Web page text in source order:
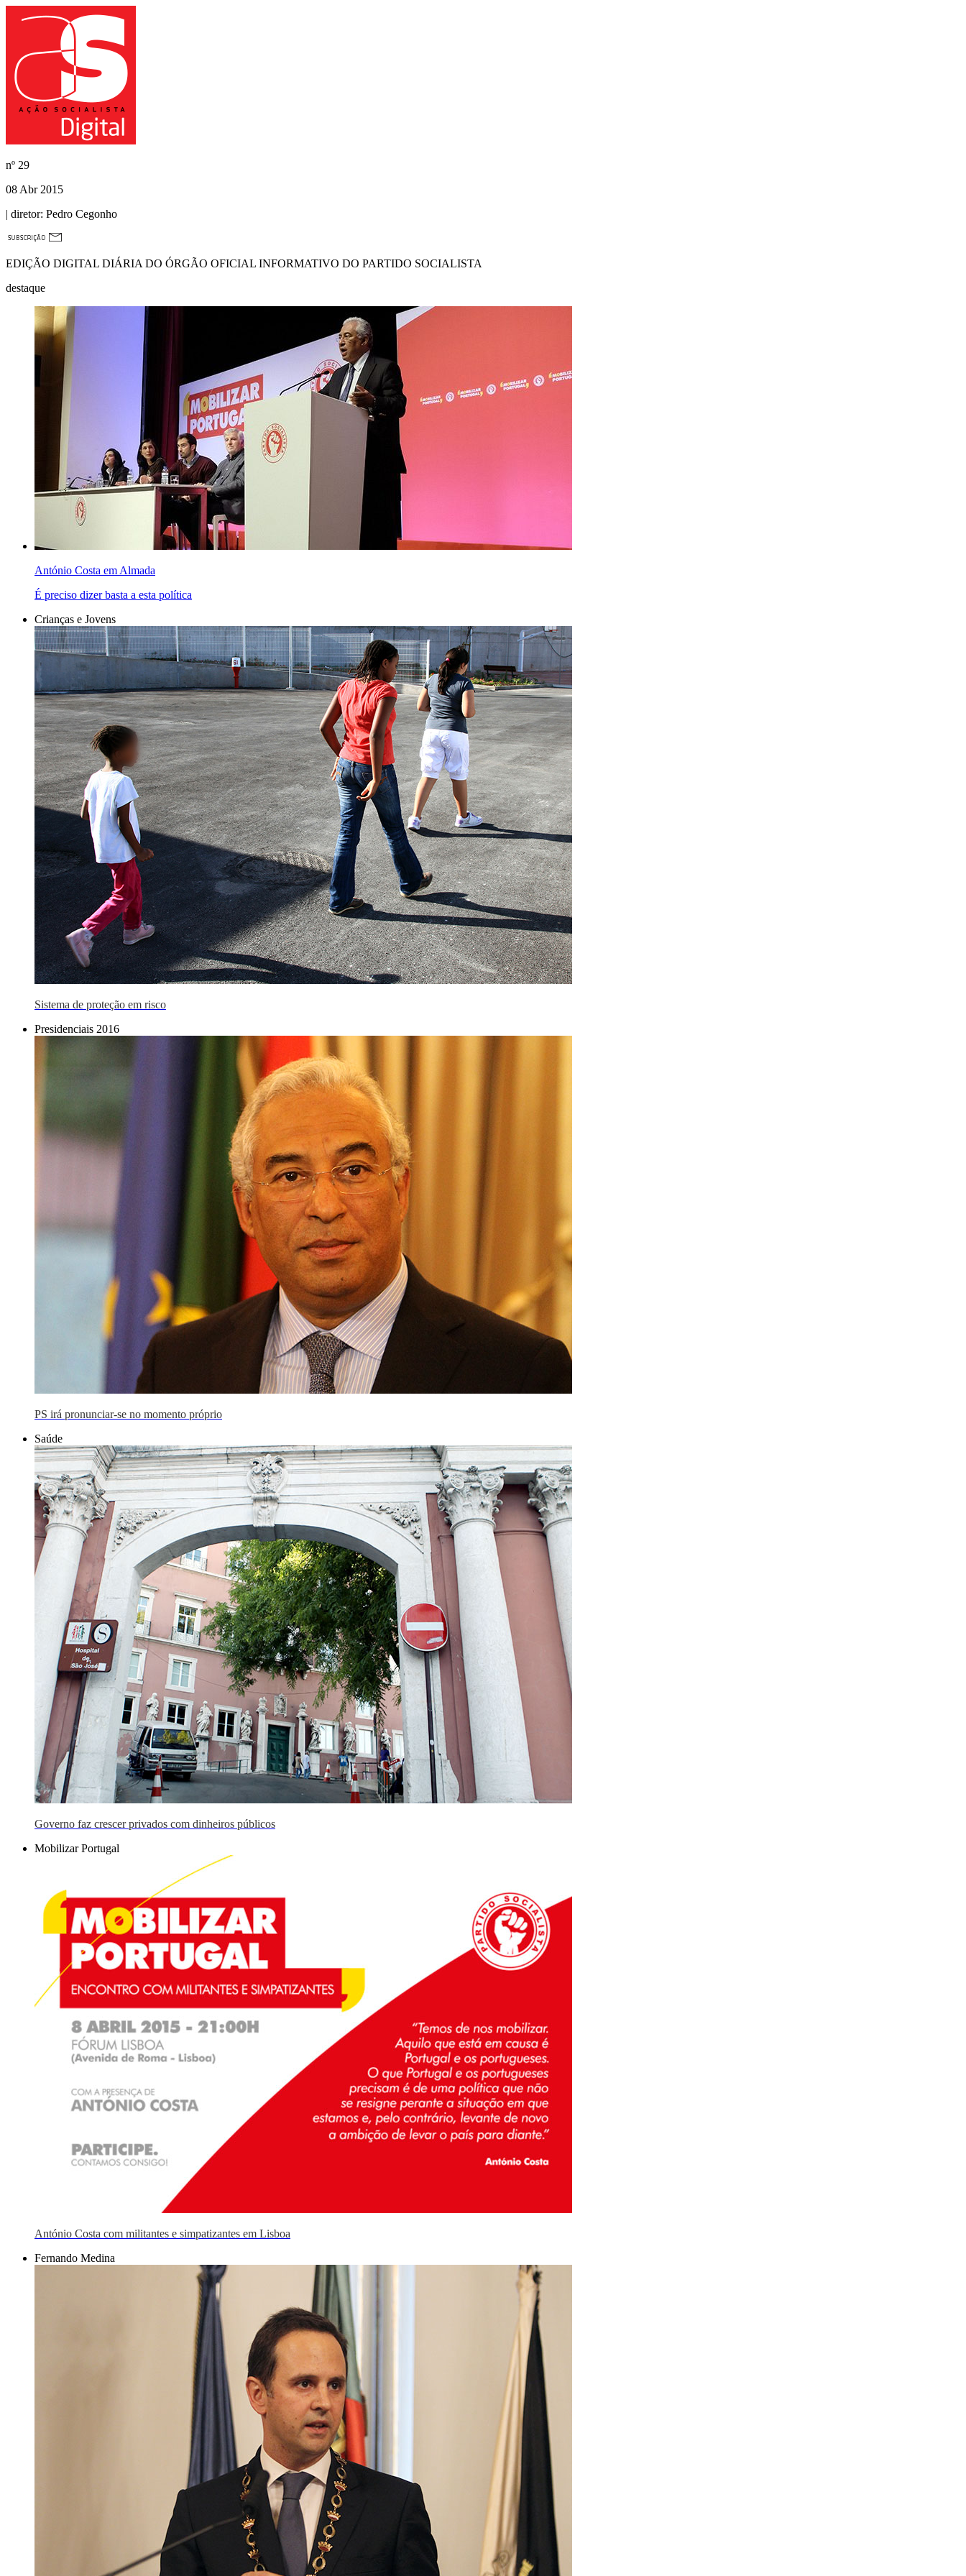
nº 29
08 Abr 2015
| diretor: Pedro Cegonho
EDIÇÃO DIGITAL DIÁRIA DO ÓRGÃO OFICIAL INFORMATIVO DO PARTIDO SOCIALISTA
destaque
António Costa em Almada
É preciso dizer basta a esta política
Crianças e Jovens
Sistema de proteção em risco
Presidenciais 2016
PS irá pronunciar-se no momento próprio
Saúde
Governo faz crescer privados com dinheiros públicos
Mobilizar Portugal
António Costa com militantes e simpatizantes em Lisboa
Fernando Medina